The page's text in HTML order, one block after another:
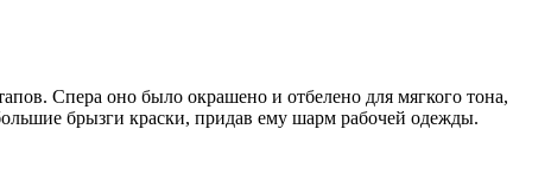
Спера оно было окрашено и отбелено для мягкого тона,
брызги краски, придав ему шарм рабочей одежды.